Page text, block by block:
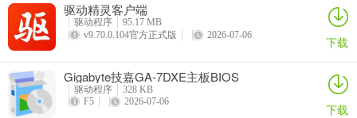
驱动精灵客户端
驱动程序
95.17 MB
v9.70.0.104官方正式版
2026-07-06 下载
Gigabyte技嘉GA-7DXE主板BIOS
驱动程序
328 KB
F5
2026-07-06 下载